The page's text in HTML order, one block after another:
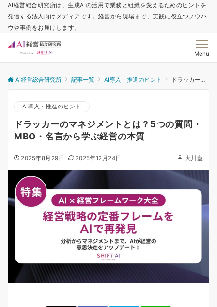
AI経営総合研究所は、生成AIの活用で業務と組織を変えるためのヒントを
発信する法人向けメディアです。経営から現場まで、実践に役立つノウハ
ウや事例をお届けします。
Menu
AI経営総合研究所 記事一覧 AI導入・推進のヒント ドラッカーのマネジメントとは？5つの質問・MBO・名言から学ぶ経営の本質
AI導入・推進のヒント
ドラッカーのマネジメントとは？5つの質問・
MBO・名言から学ぶ経営の本質
2025年8月29日 2025年12月24日 大川藍